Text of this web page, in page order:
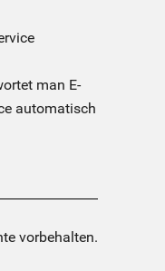
man E-
automatisch
vorbehalten.